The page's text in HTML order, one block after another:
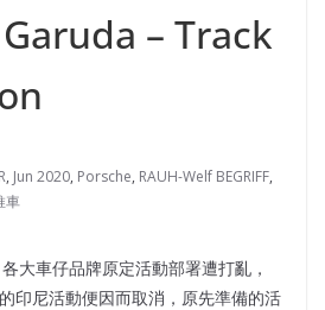
– Track
, Jun 2020, Porsche, RAUH-Welf BEGRIFF,
車
大車仔品牌原定活動部署遭打亂，
印尼活動便因而取消，原先準備的活